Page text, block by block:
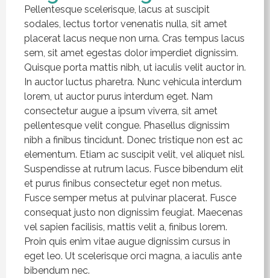
Pellentesque scelerisque, lacus at suscipit
sodales, lectus tortor venenatis nulla, sit amet
placerat lacus neque non urna. Cras tempus lacus
sem, sit amet egestas dolor imperdiet dignissim.
Quisque porta mattis nibh, ut iaculis velit auctor in.
In auctor luctus pharetra. Nunc vehicula interdum
lorem, ut auctor purus interdum eget. Nam
consectetur augue a ipsum viverra, sit amet
pellentesque velit congue. Phasellus dignissim
nibh a finibus tincidunt. Donec tristique non est ac
elementum. Etiam ac suscipit velit, vel aliquet nisl.
Suspendisse at rutrum lacus. Fusce bibendum elit
et purus finibus consectetur eget non metus.
Fusce semper metus at pulvinar placerat. Fusce
consequat justo non dignissim feugiat. Maecenas
vel sapien facilisis, mattis velit a, finibus lorem.
Proin quis enim vitae augue dignissim cursus in
eget leo. Ut scelerisque orci magna, a iaculis ante
bibendum nec.